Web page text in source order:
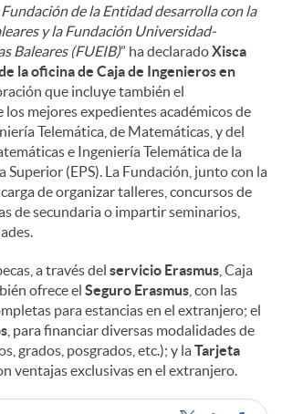
de la Entidad desarrolla con la
y la Fundación Universidad-
Baleares (FUEIB)” ha declaradoXisca
la oficina de Caja de Ingenieros en
que incluye también el
mejores expedientes académicos de
Telemática, de Matemáticas, y del
e Ingeniería Telemática de la
Superior (EPS). La Fundación, junto con la
de organizar talleres, concursos de
de secundaria o impartir seminarios,
a través del servicio Erasmus , Caja
ofrece el Seguro Erasmus , con las
para estancias en el extranjero; el
, para financiar diversas modalidades de
grados, posgrados, etc.); y laTarjeta
ventajas exclusivas en el extranjero.